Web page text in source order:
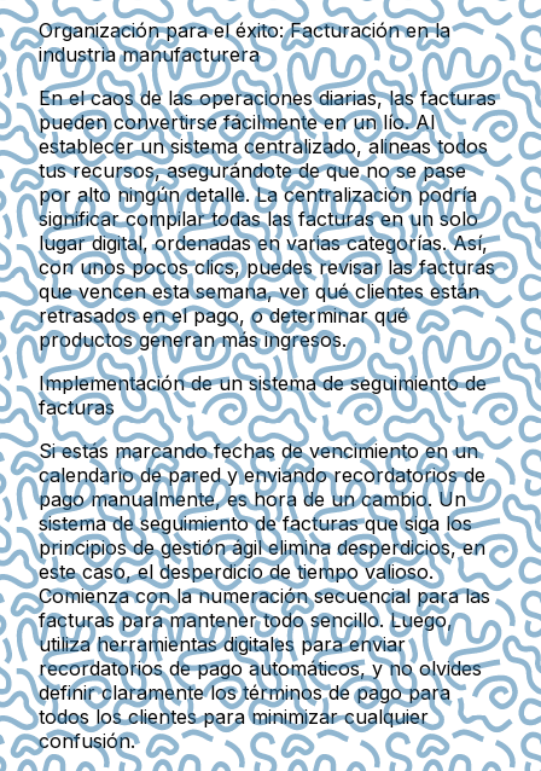
Organización para el éxito: Facturación en la
industria manufacturera
En el caos de las operaciones diarias, las facturas
pueden convertirse fácilmente en un lío. Al
establecer un sistema centralizado, alineas todos
tus recursos, asegurándote de que no se pase
por alto ningún detalle. La centralización podría
significar compilar todas las facturas en un solo
lugar digital, ordenadas en varias categorías. Así,
con unos pocos clics, puedes revisar las facturas
que vencen esta semana, ver qué clientes están
retrasados en el pago, o determinar qué
productos generan más ingresos.
Implementación de un sistema de seguimiento de
facturas
Si estás marcando fechas de vencimiento en un
calendario de pared y enviando recordatorios de
pago manualmente, es hora de un cambio. Un
sistema de seguimiento de facturas que siga los
principios de gestión ágil elimina desperdicios, en
este caso, el desperdicio de tiempo valioso.
Comienza con la numeración secuencial para las
facturas para mantener todo sencillo. Luego,
utiliza herramientas digitales para enviar
recordatorios de pago automáticos, y no olvides
definir claramente los términos de pago para
todos los clientes para minimizar cualquier
confusión.